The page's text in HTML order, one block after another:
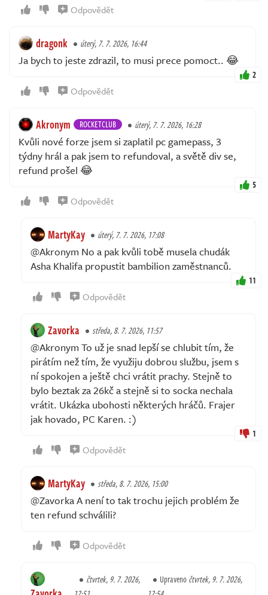
Odpovědět
dragonk úterý, 7. 7. 2026, 16:44
Ja bych to jeste zdrazil, to musi prece pomoct.. 😂
2
Odpovědět
Akronym ROCKETCLUB úterý, 7. 7. 2026, 16:28
Kvůli nové forze jsem si zaplatil pc gamepass, 3
týdny hrál a pak jsem to refundoval, a světě div se,
refund prošel 😂
5
Odpovědět
MartyKay úterý, 7. 7. 2026, 17:08
@Akronym No a pak kvůli tobě musela chudák
Asha Khalifa propustit bambilion zaměstnanců.
11
Odpovědět
Zavorka středa, 8. 7. 2026, 11:57
@Akronym To už je snad lepší se chlubit tím, že
pirátím než tím, že využiju dobrou službu, jsem s
ní spokojen a ještě chci vrátit prachy. Stejně to
bylo beztak za 26kč a stejně si to socka nechala
vrátit. Ukázka ubohosti některých hráčů. Frajer
jak hovado, PC Karen. :)
1
Odpovědět
MartyKay středa, 8. 7. 2026, 15:00
@Zavorka A není to tak trochu jejich problém že
ten refund schválili?
Odpovědět
čtvrtek, 9. 7. 2026,
Upravenočtvrtek, 9. 7. 2026,